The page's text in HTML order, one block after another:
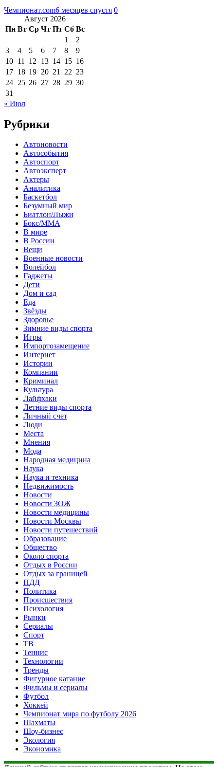
Чемпионат.com6 месяцев спустя 0
Август 2026
Пн Вт Ср Чт Пт Сб Вс
1
2
3
4 5 6 7 8
9
10 11 12 13 14 15 16
17 18 19 20 21 22 23
24 25 26 27 28 29 30
31
« Июл
Рубрики
Автоновости
Автособытия
Автоспорт
Автоэксперт
Актеры
Аналитика
Баскетбол
Безумный мир
Биатлон/Лыжи
Бокс/MMA
В мире
В России
Вещи
Военные новости
Волейбол
Гаджеты
Дети
Дом и сад
Еда
Звёзды
Здоровье
Зимние виды спорта
Игры
Импортозамещение
Интернет
Истории
Компании
Криминал
Культура
Лайфхаки
Летние виды спорта
Личный счет
Люди
Места
Мнения
Мода
Народная медицина
Наука
Наука и техника
Недвижимость
Новости
Новости ЗОЖ
Новости медицины
Новости Москвы
Новости путешествий
Образование
Общество
Около спорта
Отдых в России
Отдых за границей
ПДД
Политика
Происшествия
Психология
Рынки
Сериалы
Спорт
ТВ
Теннис
Технологии
Тренды
Фигурное катание
Фильмы и сериалы
Футбол
Хоккей
Чемпионат мира по футболу 2026
Шахматы
Шоу-бизнес
Экология
Экономика